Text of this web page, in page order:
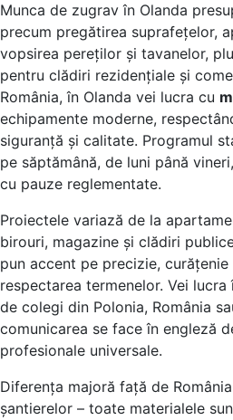
Munca de zugrav în Olanda
precum pregătirea suprafețelor,
vopsirea pereților și tavanelor,
pentru clădiri rezidențiale și
România, în Olanda vei lucra cu
echipamente moderne,
siguranță și calitate. Programul
pe săptămână, de luni până
cu pauze reglementate.
Proiectele variază de la
birouri, magazine și clădiri
pun accent pe precizie,
respectarea termenelor. Vei
de colegi din Polonia, România
comunicarea se face în engleză
profesionale universale.
Diferența majoră față de
șantierelor – toate materialele